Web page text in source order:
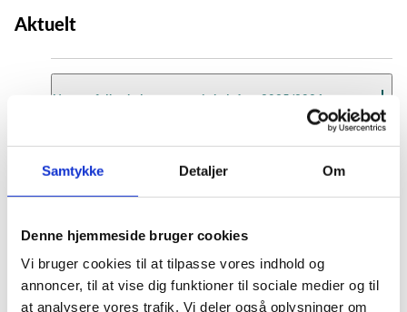
Samtykke Detaljer Om
Denne hjemmeside bruger cookies
Vi bruger cookies til at tilpasse vores indhold og
annoncer, til at vise dig funktioner til sociale medier og til
at analysere vores trafik. Vi deler også oplysninger om
Aktuelt
Nyt om folkeskolens prøver i skoleåret 2025/2026
Nyt om folkeskolens prøver april 2026 (ekstra)
Nyt om folkeskolens prøver april 2026
Nyt om folkeskolens prøver januar 2026
Nyt om folkeskolens prøver – Særnummer om
vinterterminen december-januar 2025/2026
Skoleåret 2024/2025